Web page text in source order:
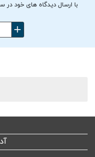
با ارسال دیدگاه های خود در